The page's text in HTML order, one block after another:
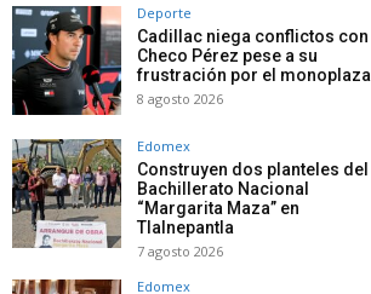
Deporte
Cadillac niega conflictos con
Checo Pérez pese a su
frustración por el monoplaza
8 agosto 2026
Edomex
Construyen dos planteles del
Bachillerato Nacional
“Margarita Maza” en
Tlalnepantla
7 agosto 2026
Edomex